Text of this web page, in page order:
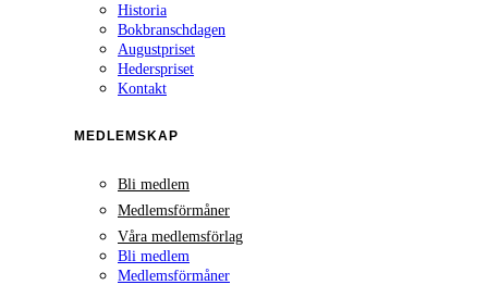
Historia
Bokbranschdagen
Augustpriset
Hederspriset
Kontakt
MEDLEMSKAP
Bli medlem
Medlemsförmåner
Våra medlemsförlag
Bli medlem
Medlemsförmåner